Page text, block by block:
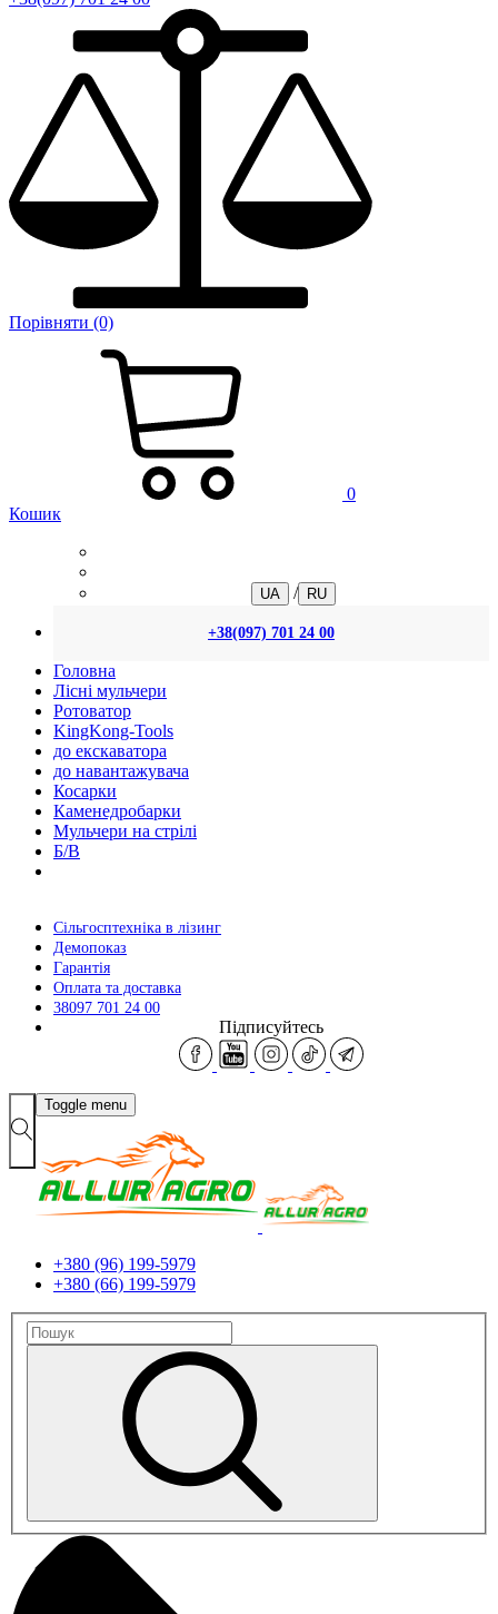
Порівняти (0)
0
Кошик
UA / RU
+38(097) 701 24 00
Головна
Лісні мульчери
Ротоватор
KingKong-Tools
до екскаватора
до навантажувача
Косарки
Каменедробарки
Мульчери на стрілі
Б/В
Сільгосптехніка в лізинг
Демопоказ
Гарантія
Оплата та доставка
38097 701 24 00
Підписуйтесь
Toggle menu
+380 (96) 199-5979
+380 (66) 199-5979